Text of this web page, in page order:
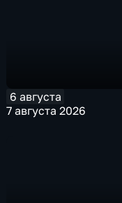
6 августа
7 августа 2026